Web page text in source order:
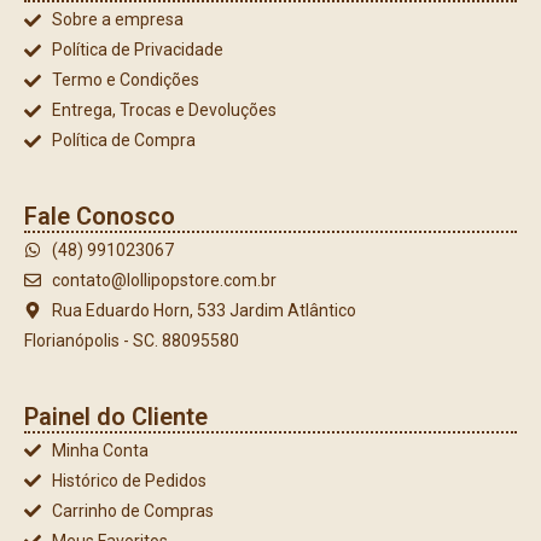
Sobre a empresa
Política de Privacidade
Termo e Condições
Entrega, Trocas e Devoluções
Política de Compra
Fale Conosco
(48) 991023067
contato@lollipopstore.com.br
Rua Eduardo Horn, 533 Jardim Atlântico
Florianópolis - SC. 88095580
Painel do Cliente
Minha Conta
Histórico de Pedidos
Carrinho de Compras